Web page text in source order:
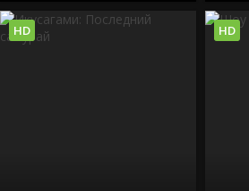
HD HD